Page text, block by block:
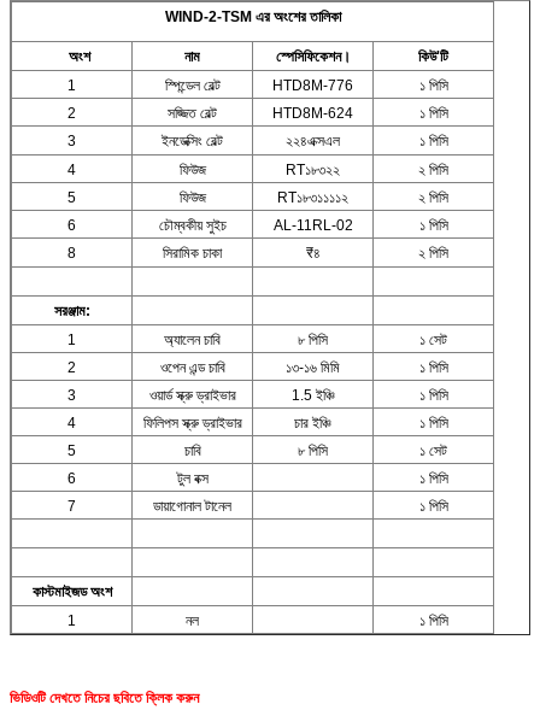
WIND-2-TSM এর অংশের তালিকা
অংশ নাম স্পেসিফিকেশন।
কিউ'টি
1
স্পিন্ডেল বেল্ট HTD8M-776
১ পিসি
2
সজ্জিত বেল্ট HTD8M-624
১ পিসি
3
ইনডেক্সিং বেল্ট ২২৪এক্সএল
১ পিসি
4
ফিউজ RT১৮৩২২
২ পিসি
5
ফিউজ RT১৮৩১১১১২
২ পিসি
6
চৌম্বকীয় সুইচ AL-11RL-02
১ পিসি
8
সিরামিক চাকা ₹৪ ২ পিসি
সরঞ্জাম:
1
অ্যালেন চাবি ৮ পিসি
১ সেট
2
ওপেন এন্ড চাবি ১৩-১৬ মিমি
১ পিসি
3
ওয়ার্ড স্ক্রু ড্রাইভার 1.5 ইঞ্চি
১ পিসি
4
ফিলিপস স্ক্রু ড্রাইভার চার ইঞ্চি
১ পিসি
5
চাবি ৮ পিসি
১ সেট
6
টুল বক্স
১ পিসি
7
ডায়াগোনাল টানেল ১ পিসি
কাস্টমাইজড অংশ
1
নল ১ পিসি
ভিডিওটি দেখতে নিচের ছবিতে ক্লিক করুন